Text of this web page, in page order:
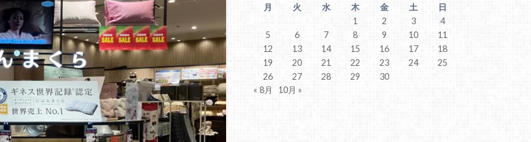
月
火 水 木 金 土
日
1
2 3
4
5
6 7 8 9 10
11
12
13 14 15 16 17
18
19
20 21 22 23 24
25
26
27 28 29
30
« 8月
10月 »